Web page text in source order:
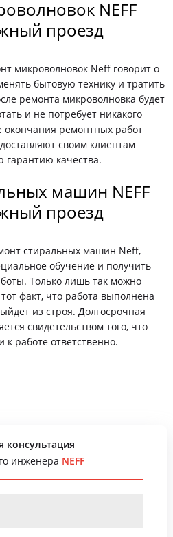
NEFF
проезд
микроволновок Neff говорит о
бытовую технику и тратить
ремонта микроволновка будет
и не потребует никакого
окончания ремонтных работ
своим клиентам
гарантию качества.
машин NEFF
проезд
стиральных машин Neff,
обучение и получить
Только лишь так можно
факт, что работа выполнена
из строя. Долгосрочная
свидетельством того, что
к работе ответственно.
консультация
инженера NEFF